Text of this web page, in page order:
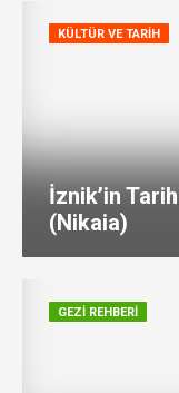
İznik’in
(Nikaia)
KÜLTÜR VE TARIH
GEZI REHBERI